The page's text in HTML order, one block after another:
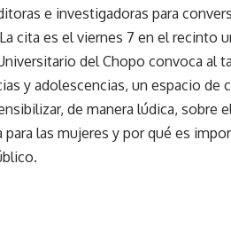
e investigadoras para
cita es el viernes 7 en el recinto
del Chopo convoca al
y adolescencias, un espacio
de manera lúdica, sobre
para las mujeres y por qué es